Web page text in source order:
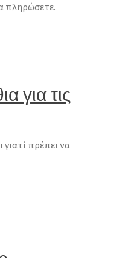
πληρώσετε.
για τις
πρέπει να